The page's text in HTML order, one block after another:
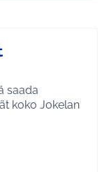
saada
koko Jokelan
Liikunta ja